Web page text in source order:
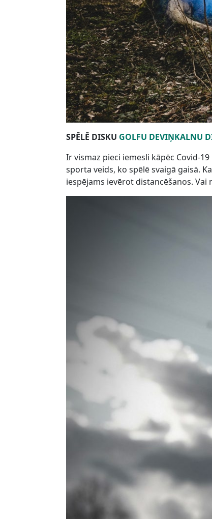
SPĒLĒ DISKU GOLFU DEVIŅKALNU
Ir vismaz pieci iemesli kāpēc Covid-
sporta veids, ko spēlē svaigā gaisā.
iespējams ievērot distancēšanos.